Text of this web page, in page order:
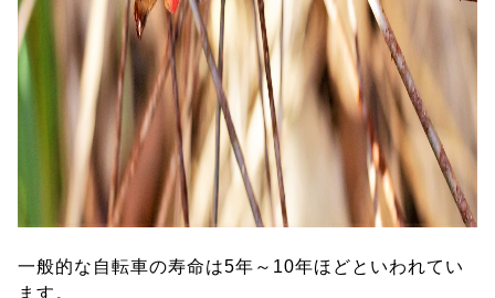
一般的な自転車の寿命は5年～10年ほどといわれてい
ます。